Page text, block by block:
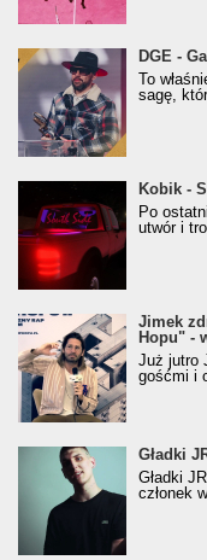
donGURALesko
Klasyczny/
(Popkillery 2023)
DGE -
To
sagę,
Kobik - Slalom ft.
[Official Music
Kobik -
Po
utwór i
Jimek zdradza
Hopu" - wywiad
Jimek
Hopu" -
Już jutro
gośćmi i
Gładki JR -Gładki
Gładki
członek